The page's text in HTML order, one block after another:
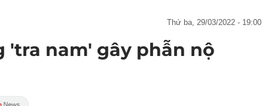
thứ ba, 29/03/2022 - 19:00
'tra nam' gây phẫn nộ